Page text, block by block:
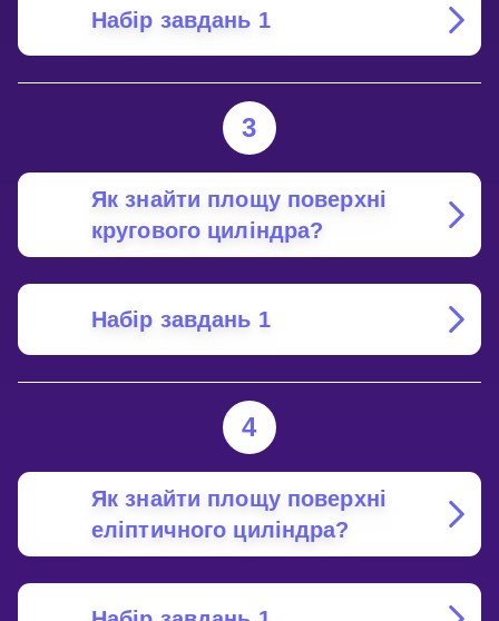
Набір завдань 1
3
Як знайти площу поверхні
кругового циліндра?
Набір завдань 1
4
Як знайти площу поверхні
еліптичного циліндра?